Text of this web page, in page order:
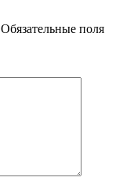
Обязательные поля